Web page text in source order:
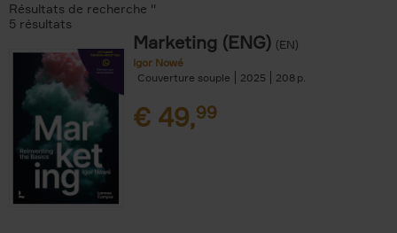
Résultats de recherche ''
5 résultats
Marketing (ENG) (EN)
Igor Nowé
Couverture souple
2025 208
€ 49,99